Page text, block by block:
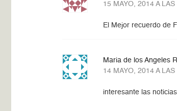
15 MAYO, 2014 A LAS
El Mejor recuerdo de
Maria de los Angeles
14 MAYO, 2014 A LAS
interesante las